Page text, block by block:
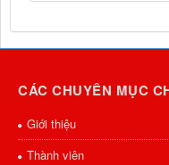
CÁC CHUYÊN MỤC
Giới thiệu
Thành viên